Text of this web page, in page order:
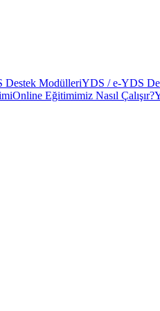
Destek ModülleriYDS / e-YDS
Online Eğitimimiz Nasıl Çalışır?